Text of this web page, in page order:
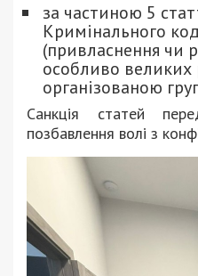
за частиною 5
Кримінального
(привласнення чи
особливо великих
організованою
Санкція статей
позбавлення волі з